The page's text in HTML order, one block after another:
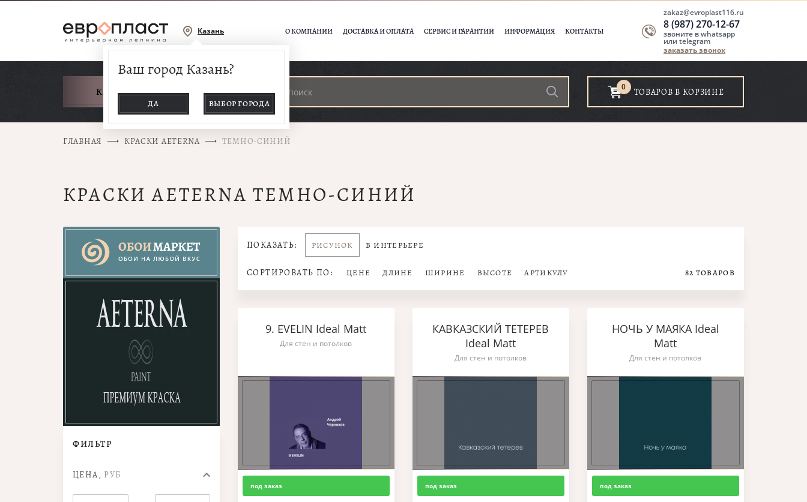
Казань О КОМПАНИИ ДОСТАВКА И ОПЛАТА СЕРВИС И ГАРАНТИИ ИНФОРМАЦИЯ КОНТАКТЫ
zakaz@evroplast116.ru
8 (987) 270-12-67
звоните в whatsapp
или telegram
заказать звонок
Ваш город Казань?
ДА ВЫБОР ГОРОДА
КАТАЛОГ ТОВАРОВ 0 ТОВАРОВ В КОРЗИНЕ
ГЛАВНАЯ КРАСКИ AETERNA ТЕМНО-СИНИЙ
КРАСКИ AETERNA ТЕМНО-СИНИЙ
ФИЛЬТР
ЦЕНА, РУБ
ПОКАЗАТЬ: РИСУНОК В ИНТЕРЬЕРЕ
СОРТИРОВАТЬ ПО: ЦЕНЕ ДЛИНЕ ШИРИНЕ ВЫСОТЕ АРТИКУЛУ 82 ТОВАРОВ
9. EVELIN Ideal Matt
Для стен и потолков
под заказ
КАВКАЗСКИЙ ТЕТЕРЕВ
Ideal Matt
Для стен и потолков
под заказ
НОЧЬ У МАЯКА Ideal
Matt
Для стен и потолков
под заказ